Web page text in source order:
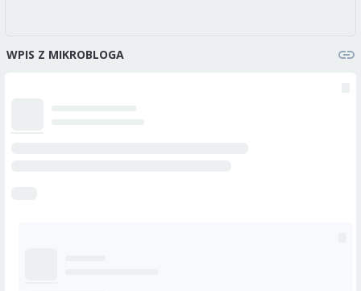
WPIS Z MIKROBLOGA